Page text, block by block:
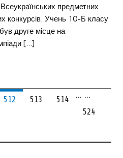
предметних
конкурсів. Учень 10-Б класу
друге місце на
[…]
…
512 513 514
…
524